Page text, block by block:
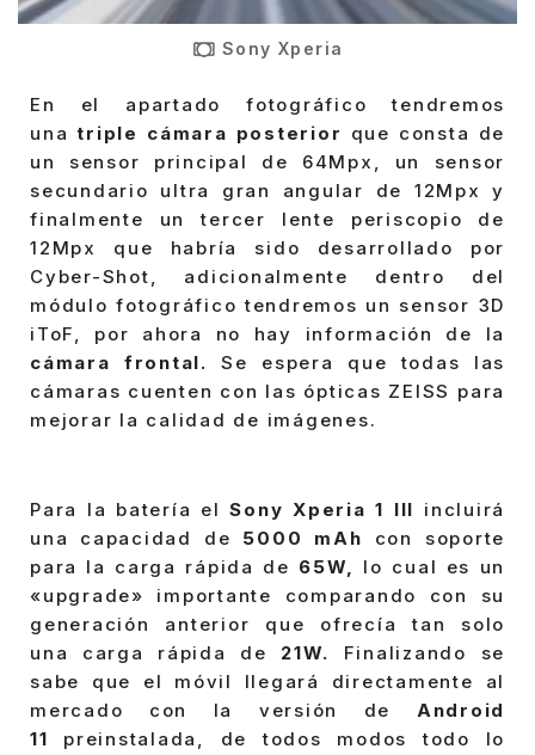
Sony Xperia
En el apartado fotográfico tendremos
unatriple cámara posterior que consta de
un sensor principal de 64Mpx, un sensor
secundario ultra gran angular de 12Mpx y
finalmente un tercer lente periscopio de
12Mpx que habría sido desarrollado por
Cyber-Shot, adicionalmente dentro del
módulo fotográfico tendremos un sensor 3D
iToF, por ahora no hay información de la
cámara frontal.Se espera que todas las
cámaras cuenten con las ópticas ZEISS para
mejorar la calidad de imágenes.
Para la batería elSony Xperia 1 III incluirá
una capacidad de 5000 mAh con soporte
para la carga rápida de 65W, lo cual es un
«upgrade» importante comparando con su
generación anterior que ofrecía tan solo
una carga rápida de 21W. Finalizando se
sabe que el móvil llegará directamente al
mercado con la versión de Android
11 preinstalada, de todos modos todo lo